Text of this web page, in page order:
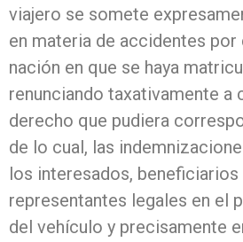
viajero se somete
en materia de accidentes por
nación en que se haya
renunciando taxativamente a
derecho que pudiera
de lo cual, las
los interesados, beneficiarios
representantes legales en el
del vehículo y precisamente